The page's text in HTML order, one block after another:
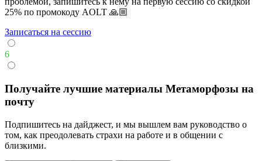
25% по промокоду AOLT 🙏🏼
Записаться на сессию
6
Получайте лучшие материалы Метаморфозы на
почту
Подпишитесь на дайджест, и мы вышлем вам руководство о
том, как преодолевать страхи на работе и в общении с
близкими.